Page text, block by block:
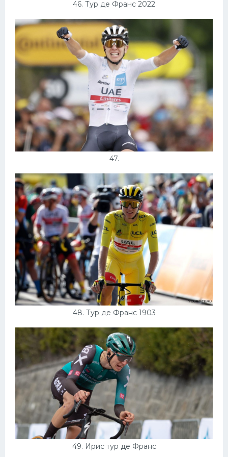
46. Тур де Франс 2022
47.
48. Тур де Франс 1903
49. Ирис тур де Франс